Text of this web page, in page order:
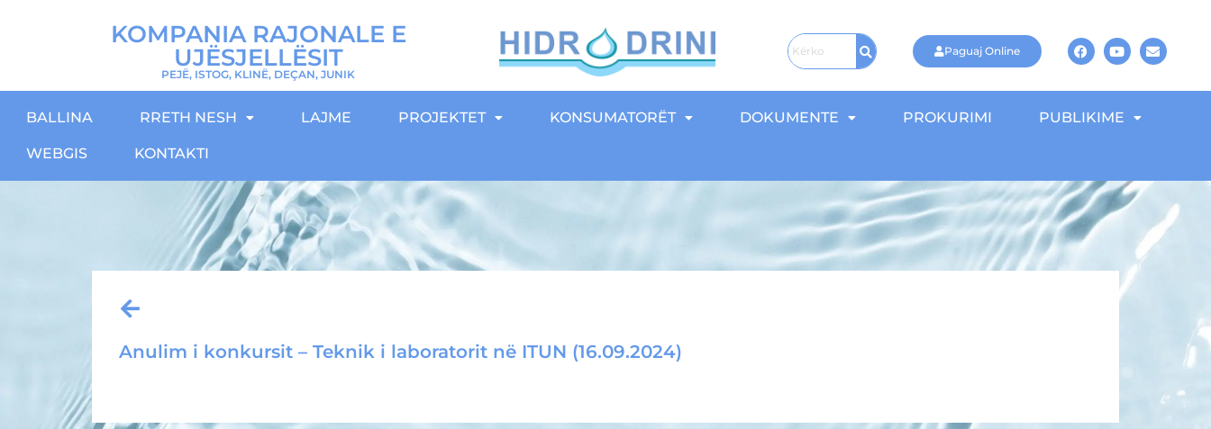
KOMPANIA RAJONALE E
UJËSJELLËSIT
PEJË, ISTOG, KLINË, DEÇAN, JUNIK
Paguaj Online
BALLINA RRETH NESH LAJME PROJEKTET KONSUMATORËT DOKUMENTE PROKURIMI PUBLIKIME
WEBGIS KONTAKTI
Anulim i konkursit – Teknik i laboratorit në ITUN (16.09.2024)